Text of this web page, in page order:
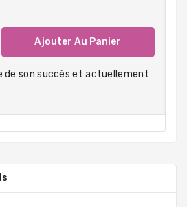
Ajouter Au Panier
de son succès et actuellement